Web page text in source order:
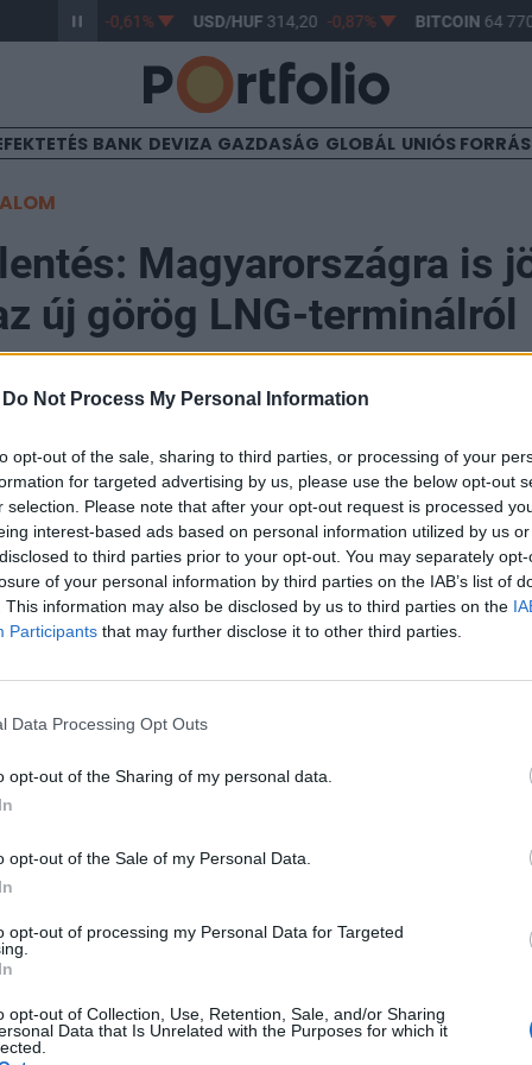
Do Not Process My Personal Information
opt-out of the sale, sharing to third parties, or processing of your
for targeted advertising by us, please use the below opt-out
selection. Please note that after your opt-out request is processed
interest-based ads based on personal information utilized by us
to third parties prior to your opt-out. You may separately
of your personal information by third parties on the IAB’s list of
This information may also be disclosed by us to third parties on the
Participants that may further disclose it to other third parties.
Data Processing Opt Outs
opt-out of the Sharing of my personal data.
opt-out of the Sale of my Personal Data.
opt-out of processing my Personal Data for Targeted
opt-out of Collection, Use, Retention, Sale, and/or Sharing
Data that Is Unrelated with the Purposes for which it
363,17 -0,61% USD/HUF 314,20 -0,87% BITCOIN64
BANK DEVIZA GAZDASÁG GLOBÁL UNIÓS
Magyarországra is
új görög LNG-terminálról
célú működését 2024. október 1-jén az
görög város lesz Közép- és Délkelet-Európa közel
új energiakapuja – hívta fel a figyelmet a
az általa tervezett, épített és üzemeltetett projektet.
is szó lesz a Portfolio jövő csütörtöki
további részletek és jelentkezés itt.
az derült ki, hogy az Alexandroupolis LNG-terminál
és Moldovába szállít gázt. Az is lényeges, hogy már 14
portfolio.hu hírarchívumához tartozik, melynek olvasása
tartalmazza:
elmúlt 2 év napon belüli